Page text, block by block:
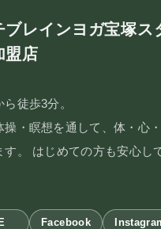
ブレインヨガ宝塚ス
盟店
徒歩3分。
操・瞑想を通して、体・心
す。 はじめての方も安心し
Facebook